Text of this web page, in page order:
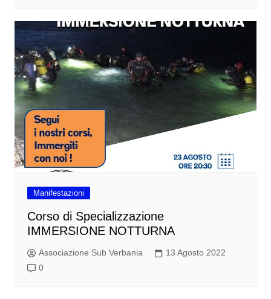
Manifestazioni
Corso di Specializzazione
IMMERSIONE NOTTURNA
Associazione Sub Verbania
13 Agosto 2022
0